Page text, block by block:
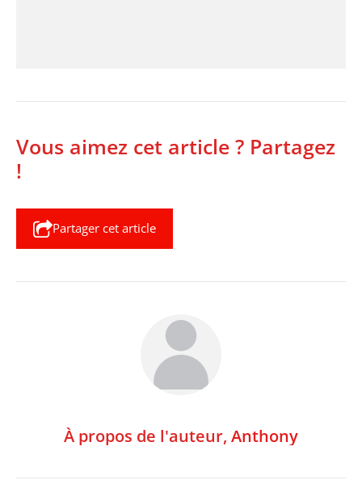
Vous aimez cet article ? Partagez
!
Partager cet article
À propos de l'auteur, Anthony